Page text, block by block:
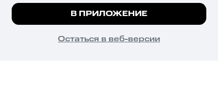
психотропных веществ, их аналогов причиняет вред здоровью,
их незаконный оборот запрещён и влечёт установленную
законодательством ответственность.
© 2026 ООО «КИОН».
Все права защищены
Мы используем куки, чтобы на сайте все
Подробнее
ПОНЯТНО
В ПРИЛОЖЕНИЕ
Остаться в веб-версии